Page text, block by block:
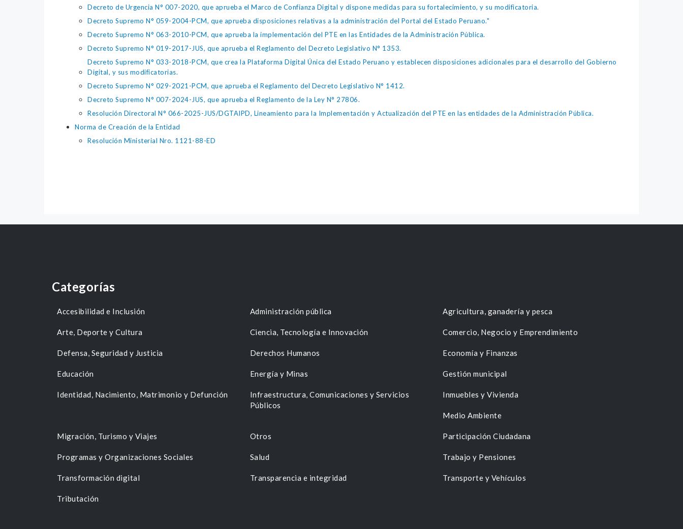
Decreto de Urgencia N° 007-2020, que aprueba el Marco de Confianza Digital y dispone medidas para su fortalecimiento, y su modificatoria.
Decreto Supremo N° 059-2004-PCM, que aprueba disposiciones relativas a la administración del Portal del Estado Peruano."
Decreto Supremo N° 063-2010-PCM, que aprueba la implementación del PTE en las Entidades de la Administración Pública.
Decreto Supremo N° 019-2017-JUS, que aprueba el Reglamento del Decreto Legislativo N° 1353.
Decreto Supremo N° 033-2018-PCM, que crea la Plataforma Digital Única del Estado Peruano y establecen disposiciones adicionales para el desarrollo del Gobierno
Digital, y sus modificatorias.
Decreto Supremo N° 029-2021-PCM, que aprueba el Reglamento del Decreto Legislativo N° 1412.
Decreto Supremo N° 007-2024-JUS, que aprueba el Reglamento de la Ley N° 27806.
Resolución Directoral N° 066-2025-JUS/DGTAIPD, Lineamiento para la Implementación y Actualización del PTE en las entidades de la Administración Pública.
Norma de Creación de la Entidad
Resolución Ministerial Nro. 1121-88-ED
Categorías
Accesibilidad e Inclusión Administración pública Agricultura, ganadería y pesca
Arte, Deporte y Cultura Ciencia, Tecnología e Innovación Comercio, Negocio y Emprendimiento
Defensa, Seguridad y Justicia Derechos Humanos Economía y Finanzas
Educación Energía y Minas Gestión municipal
Identidad, Nacimiento, Matrimonio y Defunción
Infraestructura, Comunicaciones y Servicios
Públicos
Inmuebles y Vivienda
Medio Ambiente
Migración, Turismo y Viajes Otros Participación Ciudadana
Programas y Organizaciones Sociales Salud Trabajo y Pensiones
Transformación digital Transparencia e integridad Transporte y Vehículos
Tributación